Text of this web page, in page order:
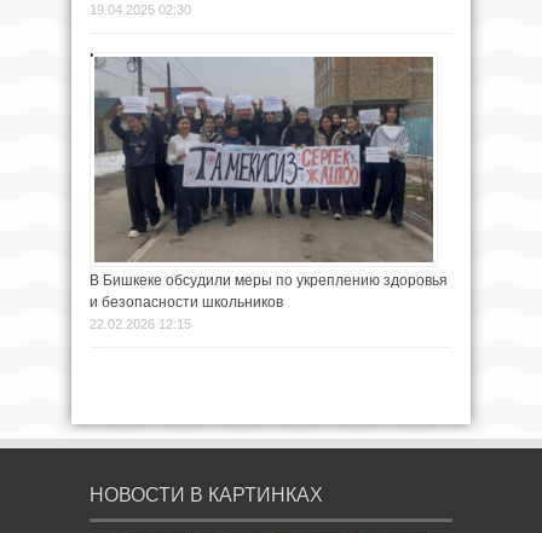
19.04.2025 02:30
В Бишкеке обсудили меры по укреплению здоровья
и безопасности школьников
22.02.2026 12:15
НОВОСТИ В КАРТИНКАХ